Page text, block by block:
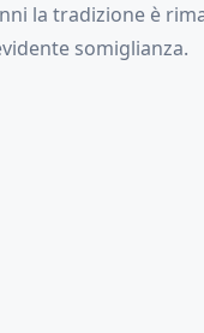
la tradizione è
somiglianza.